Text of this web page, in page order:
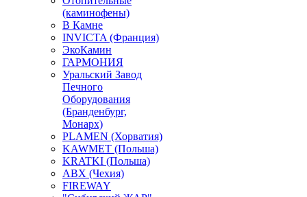
(каминофены)
В Камне
INVICTA (Франция)
ЭкоКамин
ГАРМОНИЯ
Уральский Завод
Печного
Оборудования
(Бранденбург,
Монарх)
PLAMEN (Хорватия)
KAWMET (Польша)
KRATKI (Польша)
ABX (Чехия)
FIREWAY